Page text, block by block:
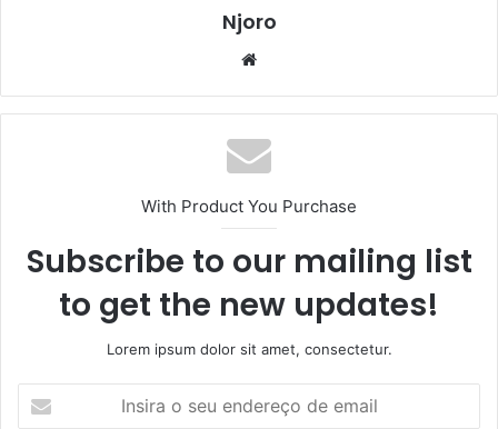
Njoro
Website
With Product You Purchase
Subscribe to our mailing list
to get the new updates!
Lorem ipsum dolor sit amet, consectetur.